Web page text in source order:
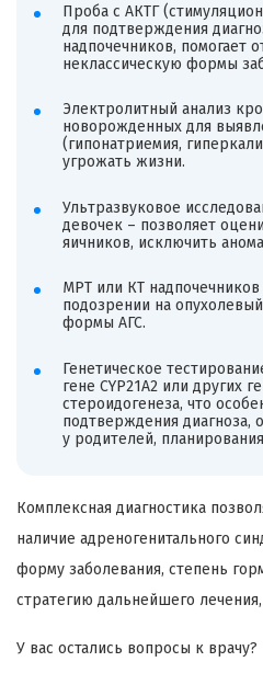
Проба с АКТГ
для подтверждения
надпочечников, помогает
неклассическую формы
Электролитный анализ
новорожденных для
(гипонатриемия,
угрожать жизни.
Ультразвуковое
девочек – позволяет
яичников, исключить
МРТ или КТ
подозрении на
формы АГС.
Генетическое
гене CYP21A2 или других
стероидогенеза, что
подтверждения диагноза,
у родителей,
Комплексная диагностика
наличие адреногенитального
форму заболевания, степень
стратегию дальнейшего
У вас остались вопросы к врачу?